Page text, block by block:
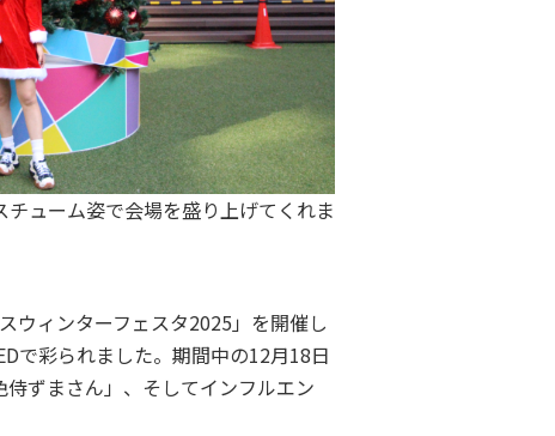
ューム姿で会場を盛り上げてくれま
ウィンターフェスタ2025」を開催し
で彩られました。期間中の12月18日
ずまさん」、そしてインフルエン